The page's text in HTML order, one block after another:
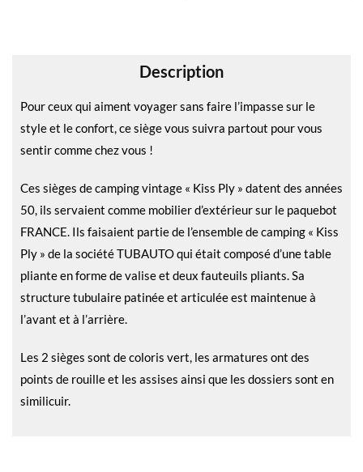
:
Description
Pour ceux qui aiment voyager sans faire l’impasse sur le
style et le confort, ce siège vous suivra partout pour vous
sentir comme chez vous !
Ces sièges de camping vintage « Kiss Ply » datent des années
50, ils servaient comme mobilier d’extérieur sur le paquebot
FRANCE. Ils faisaient partie de l’ensemble de camping « Kiss
Ply » de la société TUBAUTO qui était composé d’une table
pliante en forme de valise et deux fauteuils pliants. Sa
structure tubulaire patinée et articulée est maintenue à
l’avant et à l’arrière.
Les 2 sièges sont de coloris vert, les armatures ont des
points de rouille et les assises ainsi que les dossiers sont en
similicuir.